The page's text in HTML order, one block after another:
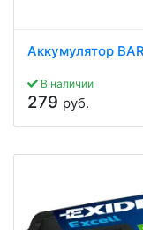
Аккумулятор
В наличии
279 руб.